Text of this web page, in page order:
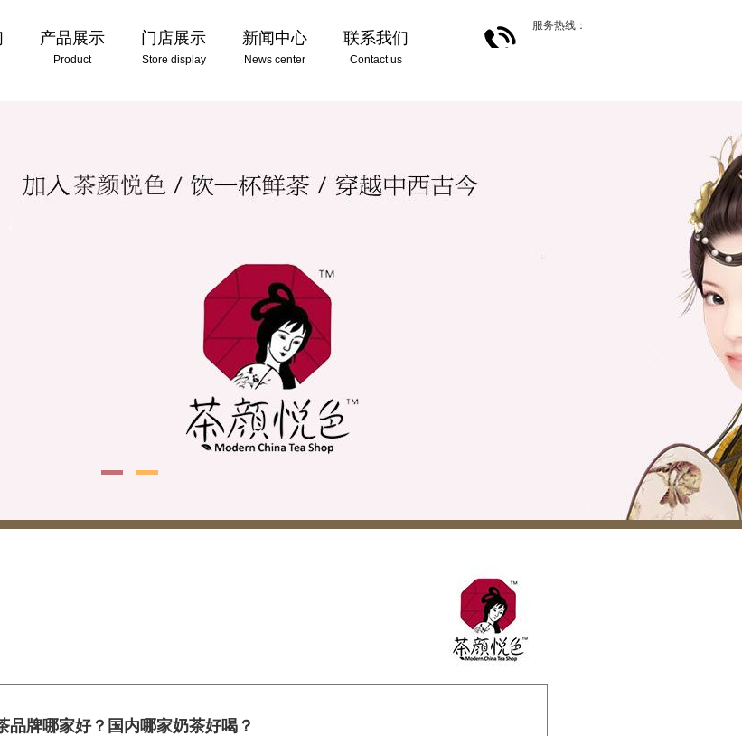
产品展示
Product
门店展示
Store display
新闻中心
News center
联系我们
Contact us
服务热线：
品牌哪家好？国内哪家奶茶好喝？